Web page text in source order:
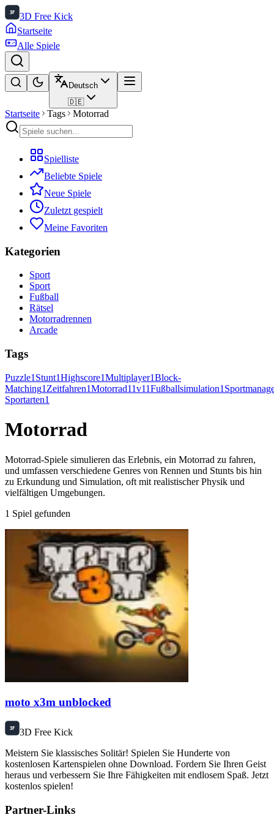
3D Free Kick
Startseite
Alle Spiele
Deutsch
🇩🇪
Startseite Tags Motorrad
Spielliste
Beliebte Spiele
Neue Spiele
Zuletzt gespielt
Meine Favoriten
Kategorien
Sport
Sport
Fußball
Rätsel
Motorradrennen
Arcade
Tags
Puzzle1 Stunt1Highscore1Multiplayer1Block-
Matching1 Zeitfahren1Motorrad11v11Fußballsimulation1
Sportarten1
Motorrad
Motorrad-Spiele simulieren das Erlebnis, ein Motorrad zu fahren,
und umfassen verschiedene Genres von Rennen und Stunts bis hin
zu Erkundung und Simulation, oft mit realistischer Physik und
vielfältigen Umgebungen.
1 Spiel gefunden
moto x3m unblocked
3D Free Kick
Meistern Sie klassisches Solitär! Spielen Sie Hunderte von
kostenlosen Kartenspielen ohne Download. Fordern Sie Ihren Geist
heraus und verbessern Sie Ihre Fähigkeiten mit endlosem Spaß. Jetzt
kostenlos spielen!
Partner-Links